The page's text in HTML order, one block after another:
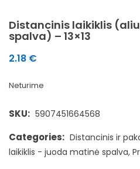
Distancinis laikiklis
spalva) – 13×13
2.18 €
Neturime
SKU: 5907451664568
Categories: Distancinis ir
laikiklis - juoda matinė spalva,